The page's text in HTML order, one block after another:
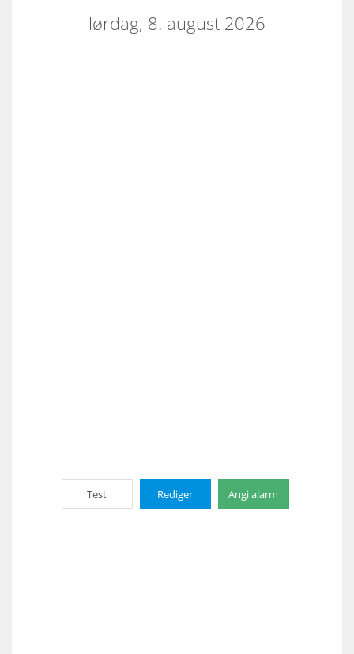
lørdag, 8. august 2026
Test Rediger Angi alarm